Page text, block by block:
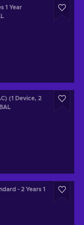
1 Year
(1 Device, 2
- 2 Years 1